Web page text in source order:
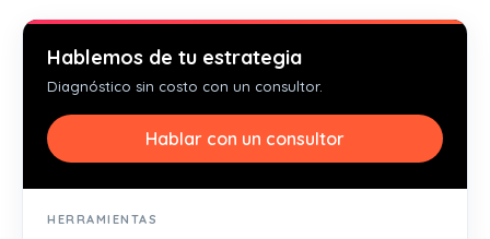
Hablemos de tu estrategia
Diagnóstico sin costo con un consultor.
Hablar con un consultor
HERRAMIENTAS